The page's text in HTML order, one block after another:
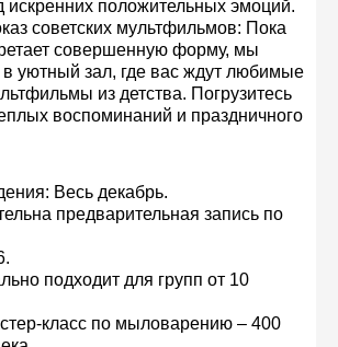
искренних положительных эмоций.
советских мультфильмов: Пока
совершенную форму, мы
в уютный зал, где вас ждут любимые
из детства. Погрузитесь
воспоминаний и праздничного
Весь декабрь.
предварительная запись по
подходит для групп от 10
класс по мыловарению – 400